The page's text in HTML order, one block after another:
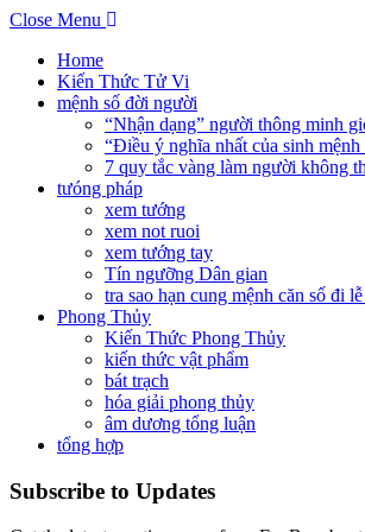
Close Menu
Home
Kiến Thức Tử Vi
mệnh số đời người
“Nhận dạng” người thông minh
“Điều ý nghĩa nhất của sinh
7 quy tắc vàng làm người không
tưóng pháp
xem tướng
xem not ruoi
xem tướng tay
Tín ngưỡng Dân gian
tra sao hạn cung mệnh căn số đi
Phong Thủy
Kiến Thức Phong Thủy
kiến thức vật phẩm
bát trạch
hóa giải phong thủy
âm dương tổng luận
tổng hợp
Subscribe to Updates